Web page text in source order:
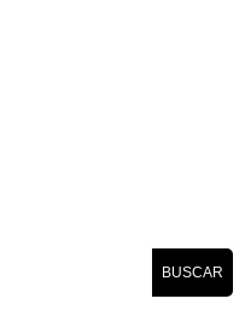
BUSCAR